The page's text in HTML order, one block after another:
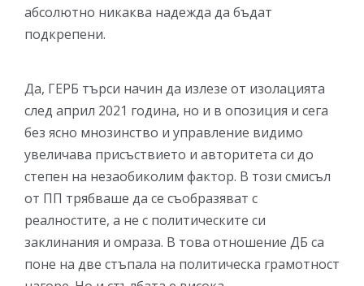
абсолютно никаква надежда да бъдат
подкрепени.
Да, ГЕРБ търси начин да излезе от изолацията
след април 2021 година, но и в опозиция и сега
без ясно мнозинство и управление видимо
увеличава присъствието и авторитета си до
степен на незаобиколим фактор. В този смисъл
от ПП трябваше да се съобразяват с
реалностите, а не с политическите си
заклинания и омраза. В това отношение ДБ са
поне на две стъпала на политическа грамотност